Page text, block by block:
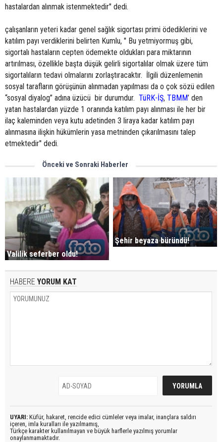
hastalardan alınmak istenmektedir" dedi.
çalışanların yeteri kadar genel sağlık sigortası primi ödediklerini ve
katılım payı verdiklerini belirten Kumlu, " Bu yetmiyormuş gibi,
sigortalı hastaların cepten ödemekte oldukları para miktarının
artırılması, özellikle başta düşük gelirli sigortalılar olmak üzere tüm
sigortalıların tedavi olmalarını zorlaştıracaktır. İlgili düzenlemenin
sosyal tarafların görüşünün alınmadan yapılması da o çok sözü edilen
“sosyal diyalog” adına üzücü bir durumdur. TüRK-İŞ, TBMM’ den
yatan hastalardan yüzde 1 oranında katılım payı alınması ile her bir
ilaç kaleminden veya kutu adetinden 3 liraya kadar katılım payı
alınmasına ilişkin hükümlerin yasa metninden çıkarılmasını talep
etmektedir" dedi.
Önceki ve Sonraki Haberler
Valilik seferber oldu!
Şehir beyaza büründü!
HABERE YORUM KAT
UYARI: Küfür, hakaret, rencide edici cümleler veya imalar, inançlara saldırı
içeren, imla kuralları ile yazılmamış,
Türkçe karakter kullanılmayan ve büyük harflerle yazılmış yorumlar
onaylanmamaktadır.